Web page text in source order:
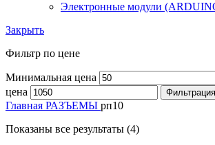
Электронные модули
Закрыть
Фильтр по цене
Минимальная цена
цена
Фильтрация
Главная РАЗЪЕМЫ рп10
Показаны все результаты (4)